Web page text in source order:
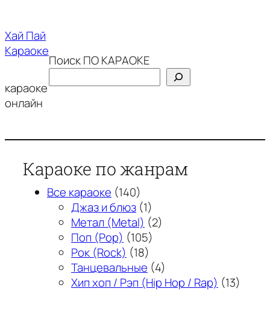
содержимому
Хай Пай
Караоке
караоке
онлайн
Поиск ПО КАРАОКЕ
Караоке по жанрам
Все караоке (140)
Джаз и блюз (1)
Метал (Metal) (2)
Поп (Pop) (105)
Рок (Rock) (18)
Танцевальные (4)
Хип хоп / Рэп (Hip Hop / Rap) (13)